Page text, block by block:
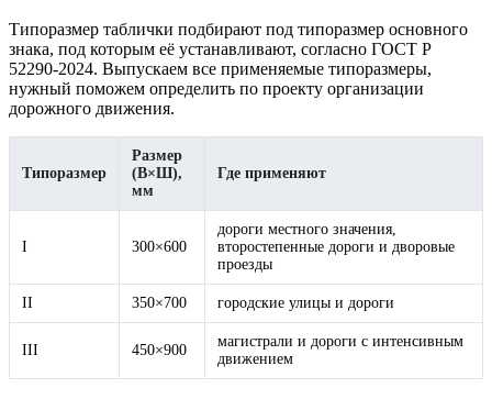
Типоразмер таблички подбирают под типоразмер основного
знака, под которым её устанавливают, согласно ГОСТ Р
52290-2024. Выпускаем все применяемые типоразмеры,
нужный поможем определить по проекту организации
дорожного движения.
Типоразмер
Размер
(В×Ш),
мм
Где применяют
I 300×600
дороги местного значения,
второстепенные дороги и дворовые
проезды
II 350×700 городские улицы и дороги
III 450×900
магистрали и дороги с интенсивным
движением